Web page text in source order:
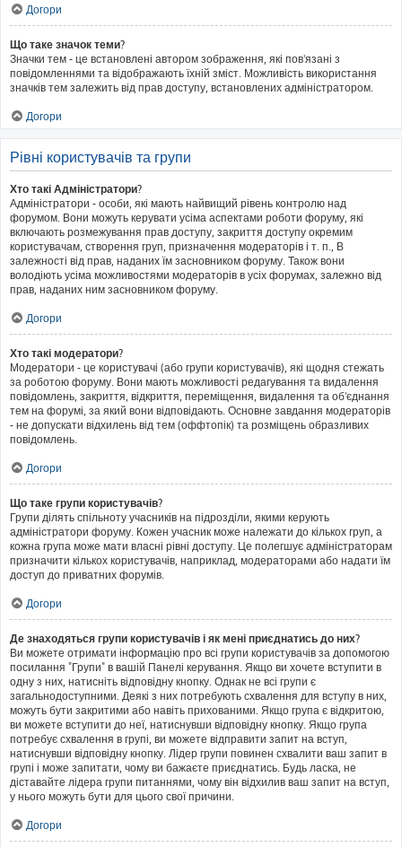
Догори
Що таке значок теми?
Значки тем - це встановлені автором зображення, які пов'язані з
повідомленнями та відображають їхній зміст. Можливість використання
значків тем залежить від прав доступу, встановлених адміністратором.
Догори
Рівні користувачів та групи
Хто такі Адміністратори?
Адміністратори - особи, які мають найвищий рівень контролю над
форумом. Вони можуть керувати усіма аспектами роботи форуму, які
включають розмежування прав доступу, закриття доступу окремим
користувачам, створення груп, призначення модераторів і т. п., В
залежності від прав, наданих їм засновником форуму. Також вони
володіють усіма можливостями модераторів в усіх форумах, залежно від
прав, наданих ним засновником форуму.
Догори
Хто такі модератори?
Модератори - це користувачі (або групи користувачів), які щодня стежать
за роботою форуму. Вони мають можливості редагування та видалення
повідомлень, закриття, відкриття, переміщення, видалення та об'єднання
тем на форумі, за який вони відповідають. Основне завдання модераторів
- не допускати відхилень від тем (оффтопік) та розміщень образливих
повідомлень.
Догори
Що таке групи користувачів?
Групи ділять спільноту учасників на підрозділи, якими керують
адміністратори форуму. Кожен учасник може належати до кількох груп, а
кожна група може мати власні рівні доступу. Це полегшує адміністраторам
призначити кількох користувачів, наприклад, модераторами або надати їм
доступ до приватних форумів.
Догори
Де знаходяться групи користувачів і як мені приєднатись до них?
Ви можете отримати інформацію про всі групи користувачів за допомогою
посилання "Групи" в вашій Панелі керування. Якщо ви хочете вступити в
одну з них, натисніть відповідну кнопку. Однак не всі групи є
загальнодоступними. Деякі з них потребують схвалення для вступу в них,
можуть бути закритими або навіть прихованими. Якщо група є відкритою,
ви можете вступити до неї, натиснувши відповідну кнопку. Якщо група
потребує схвалення в групі, ви можете відправити запит на вступ,
натиснувши відповідну кнопку. Лідер групи повинен схвалити ваш запит в
групі і може запитати, чому ви бажаєте приєднатись. Будь ласка, не
діставайте лідера групи питаннями, чому він відхилив ваш запит на вступ,
у нього можуть бути для цього свої причини.
Догори